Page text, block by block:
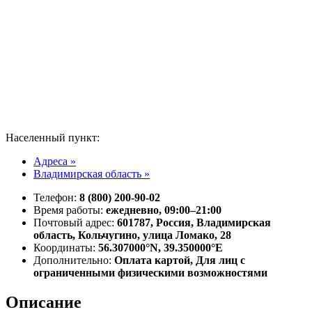
Населенный пункт:
Адреса »
Владимирская область »
Телефон: 8 (800) 200-90-02
Время работы: ежедневно, 09:00–21:00
Почтовый адрес: 601787, Россия, Владимирская
область, Кольчугино, улица Ломако, 28
Координаты: 56.307000°N, 39.350000°E
Дополнительно: Оплата картой, Для лиц с
ограниченными физическими возможностями
Описание